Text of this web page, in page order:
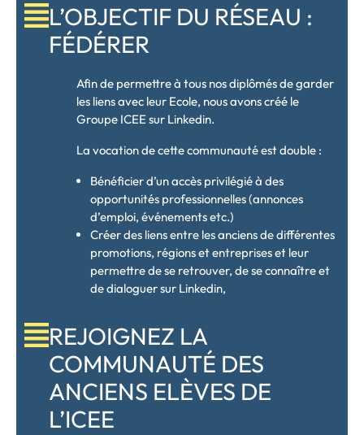
L’OBJECTIF DU RÉSEAU :
FÉDÉRER
Afin de permettre à tous nos diplômés de garder
les liens avec leur Ecole, nous avons créé le
Groupe ICEE sur Linkedin.
La vocation de cette communauté est double :
Bénéficier d’un accès privilégié à des
opportunités professionnelles (annonces
d’emploi, événements etc.)
Créer des liens entre les anciens de différentes
promotions, régions et entreprises et leur
permettre de se retrouver, de se connaître et
de dialoguer sur Linkedin,
REJOIGNEZ LA
COMMUNAUTÉ DES
ANCIENS ELÈVES DE
L’ICEE